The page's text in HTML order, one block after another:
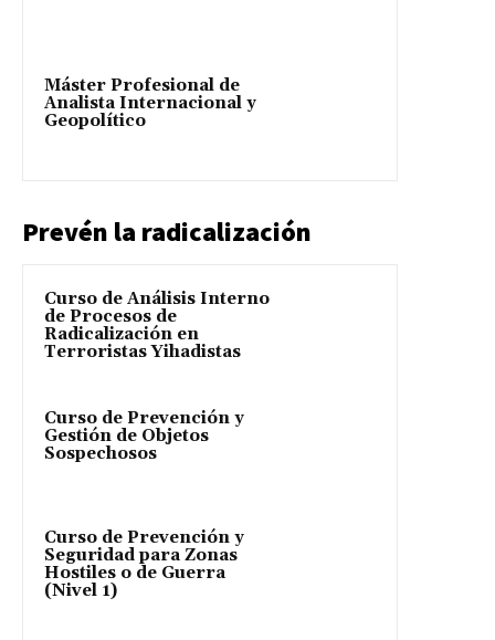
Máster Profesional de
Analista Internacional y
Geopolítico
Prevén la radicalización
Curso de Análisis Interno
de Procesos de
Radicalización en
Terroristas Yihadistas
Curso de Prevención y
Gestión de Objetos
Sospechosos
Curso de Prevención y
Seguridad para Zonas
Hostiles o de Guerra
(Nivel 1)